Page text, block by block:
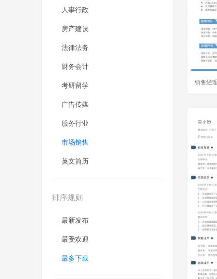
人事行政
房产建设
法律法务
财务会计
考研留学
广告传媒
服务行业
市场销售
英文简历
排序规则
最新发布
最受欢迎
最多下载
销售经